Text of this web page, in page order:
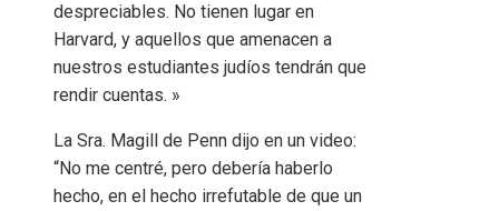
despreciables. No tienen lugar en
Harvard, y aquellos que amenacen a
nuestros estudiantes judíos tendrán que
rendir cuentas. »
La Sra. Magill de Penn dijo en un video:
“No me centré, pero debería haberlo
hecho, en el hecho irrefutable de que un